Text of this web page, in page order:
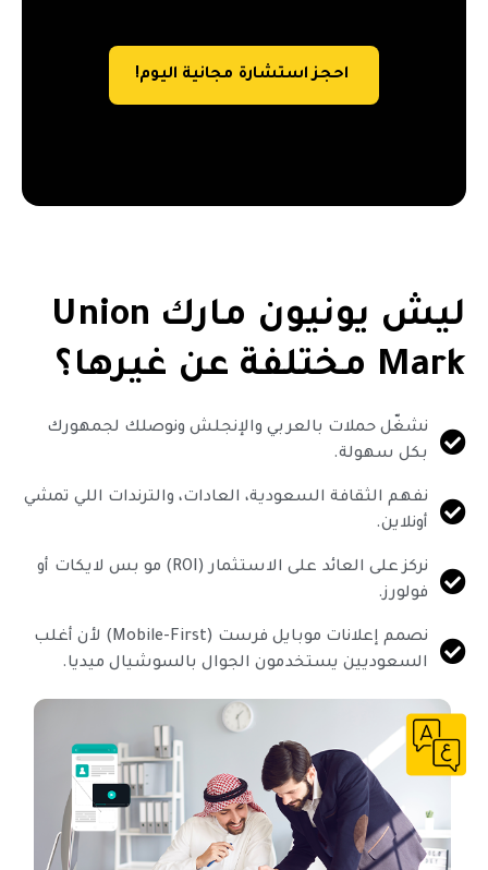
احجز استشارة مجانية اليوم!
ليش يونيون مارك Union
Mark مختلفة عن غيرها؟
نشغّل حملات بالعربي والإنجلش ونوصلك لجمهورك
بكل سهولة.
نفهم الثقافة السعودية، العادات، والترندات اللي تمشي
أونلاين.
نركز على العائد على الاستثمار (ROI) مو بس لايكات أو
فولورز.
نصمم إعلانات موبايل فرست (Mobile-First) لأن أغلب
السعوديين يستخدمون الجوال بالسوشيال ميديا.